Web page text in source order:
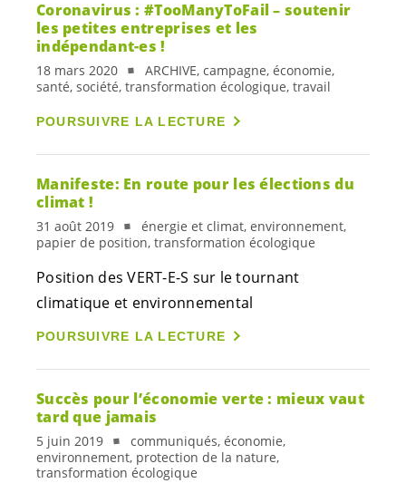
Coronavirus : #TooManyToFail – soutenir
les petites entreprises et les
indépendant-es !
18 mars 2020
ARCHIVE, campagne, économie,
santé, société, transformation écologique, travail
POURSUIVRE LA LECTURE
Manifeste: En route pour les élections du
climat !
31 août 2019
énergie et climat, environnement,
papier de position, transformation écologique
Position desVERT-E-S sur le tournant
climatique et environnemental
POURSUIVRE LA LECTURE
Succès pour l’économie verte : mieux vaut
tard que jamais
5 juin 2019
communiqués, économie,
environnement, protection de la nature,
transformation écologique